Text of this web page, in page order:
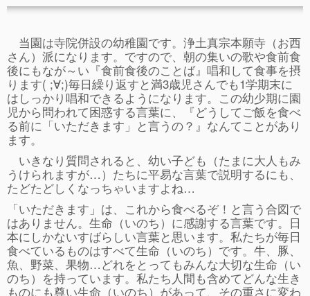
事故や怪我について
卒園児進路
お知らせ
給食日記
園生活ブログ
2歳児クラス(ももたろうクラブ)
募集概要(2歳児クラス)
保育料について
入会してから
園生活ブログ(2歳児クラス)
当園は寺院併設の幼稚園です。浄土真宗本願寺（お西
さん）派になります。ですので、朝の集いの歌や食前食
後にもなが～い『食前食後のことば』唱和して食事を摂
ります( ;∀;)毎日繰り返すと満3歳児さんでも1学期末に
はしっかり唱和できるようになります。この幼少期に園
児から問われて困惑する言葉に、『どうしてご飯を食べ
る前に「いただきます」と言うの？』なんてことがあり
ます。
いきなり質問されると、幼い子ども（たまに大人もみ
うけられますが…）たちに平易な言葉で説明するにも、
たどたどしくなっちゃいますよね…
「いただきます」は、これから食べるぞ！と言う合図で
はありません。生命（いのち）に感謝する言葉です。日
本にしかないすばらしい言葉と思います。私たちが毎日
食べているものはすべて生命（いのち）です。牛、豚、
魚、野菜、果物…どれをとってもみんな大切な生命（い
のち）を持っています。私たち人間も含めてどんな生き
ものにも尊い生命（いのち）があって、その重さに変わ